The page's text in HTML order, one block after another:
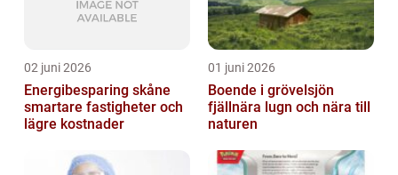
02 juni 2026
Energibesparing skåne
smartare fastigheter och
lägre kostnader
01 juni 2026
Boende i grövelsjön
fjällnära lugn och nära till
naturen